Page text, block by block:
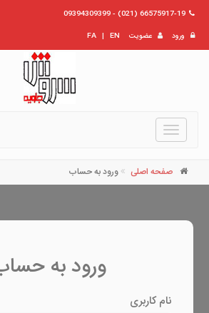
66575917-19 (021) - 09394309399
ورود
عضویت EN
|
FA
Toggle
navigation
صفحه اصلی ورود به حساب
ورود به
نام کاربری